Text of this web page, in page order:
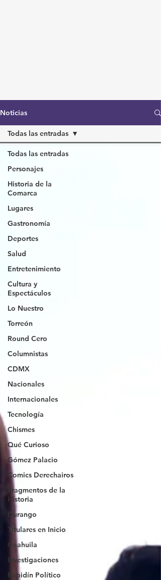
Noticias
Todas las entradas
Personajes
Historia de la
Comarca
Lugares
Gastronomía
Deportes
Salud
Entretenimiento
Cultura y
Espectáculos
Lo Nuestro
Torreón
Round Cero
Columnistas
CDMX
Nacionales
Internacionales
Tecnología
Chismes
Qué Curioso
Gómez Palacio
Comics Derechairos
Fragmentos de la
Historia
Durango
Titulares en Inicio
Coahuila
Investigaciones
Rapidín Político
Todas las entradas